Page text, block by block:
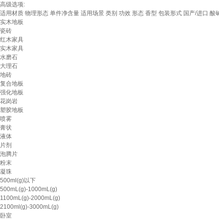
高级选项:
适用材质 物理形态 单件净含量 适用场景 类别 功效 形态 香型 包装形式 国产/进口 酸
实木地板
瓷砖
红木家具
实木家具
水磨石
大理石
地砖
复合地板
强化地板
花岗岩
塑胶地板
喷雾
膏状
液体
片剂
泡腾片
粉末
凝珠
500ml(g)以下
500mL(g)-1000mL(g)
1100mL(g)-2000mL(g)
2100ml(g)-3000mL(g)
卧室